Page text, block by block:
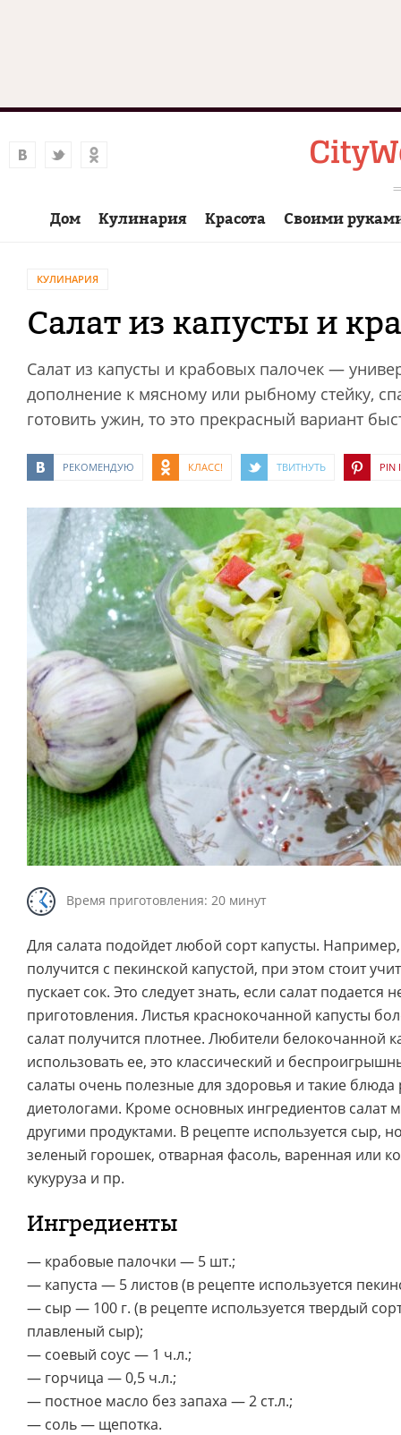
Дом Кулинария Красота Своими
КУЛИНАРИЯ
Салат из капусты и
Салат из капусты и крабовых палочек —
дополнение к мясному или рыбному стейку,
готовить ужин, то это прекрасный вариант
РЕКОМЕНДУЮ КЛАСС! ТВИТНУТЬ PIN
Время приготовления: 20 минут
Для салата подойдет любой сорт капусты.
получится с пекинской капустой, при этом стоит
пускает сок. Это следует знать, если салат подается
приготовления. Листья краснокочанной капусты
салат получится плотнее. Любители белокочанной
использовать ее, это классический и
салаты очень полезные для здоровья и такие
диетологами. Кроме основных ингредиентов салат
другими продуктами. В рецепте используется сыр,
зеленый горошек, отварная фасоль, варенная или
кукуруза и пр.
Ингредиенты
— крабовые палочки — 5 шт.;
— капуста — 5 листов (в рецепте используется
— сыр — 100 г. (в рецепте используется твердый
плавленый сыр);
— соевый соус — 1 ч.л.;
— горчица — 0,5 ч.л.;
— постное масло без запаха — 2 ст.л.;
— соль — щепотка.